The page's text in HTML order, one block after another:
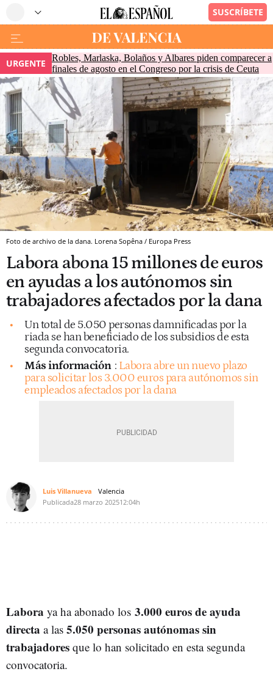
URGENTE
Robles, Marlaska, Bolaños y Albares piden comparecer a
finales de agosto en el Congreso por la crisis de Ceuta
Foto de archivo de la dana. Lorena Sopêna / Europa Press
Labora abona 15 millones de euros
en ayudas a los autónomos sin
trabajadores afectados por la dana
Un total de 5.050 personas damnificadas por la
riada se han beneficiado de los subsidios de esta
segunda convocatoria.
Más información : Labora abre un nuevo plazo
para solicitar los 3.000 euros para autónomos sin
empleados afectados por la dana
Luis Villanueva
Valencia
Publicada28 marzo 202512:04h
Labora ya ha abonado los 3.000 euros de ayuda
directa a las 5.050 personasautónomas sin
trabajadores que lo han solicitado en esta segunda
convocatoria.